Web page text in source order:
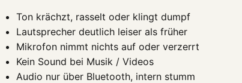
Ton krächzt, rasselt oder klingt dumpf
Lautsprecher deutlich leiser als früher
Mikrofon nimmt nichts auf oder verzerrt
Kein Sound bei Musik / Videos
Audio nur über Bluetooth, intern stumm